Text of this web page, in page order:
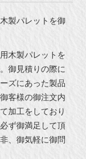
製パレットを御
木製パレットを
御見積りの際に
ズにあった製品
客様の御注文内
加工をしており
ず御満足して頂
、御気軽に御問